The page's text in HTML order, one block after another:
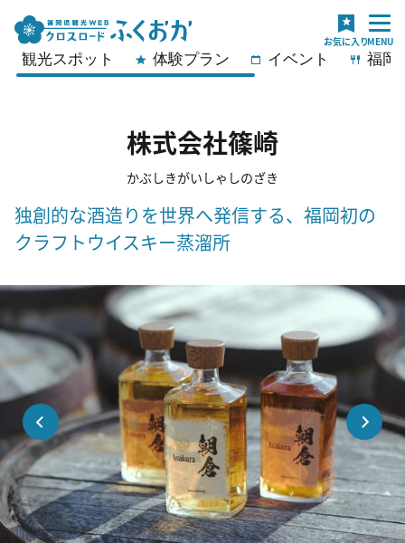
観光スポット 体験プラン イベント 福岡
株式会社篠崎
かぶしきがいしゃしのざき
独創的な酒造りを世界へ発信する、福岡初の
クラフトウイスキー蒸溜所